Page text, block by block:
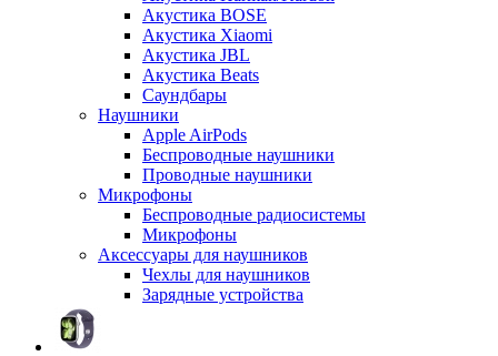
Акустика BOSE
Акустика Xiaomi
Акустика JBL
Акустика Beats
Саундбары
Наушники
Apple AirPods
Беспроводные наушники
Проводные наушники
Микрофоны
Беспроводные радиосистемы
Микрофоны
Аксессуары для наушников
Чехлы для наушников
Зарядные устройства